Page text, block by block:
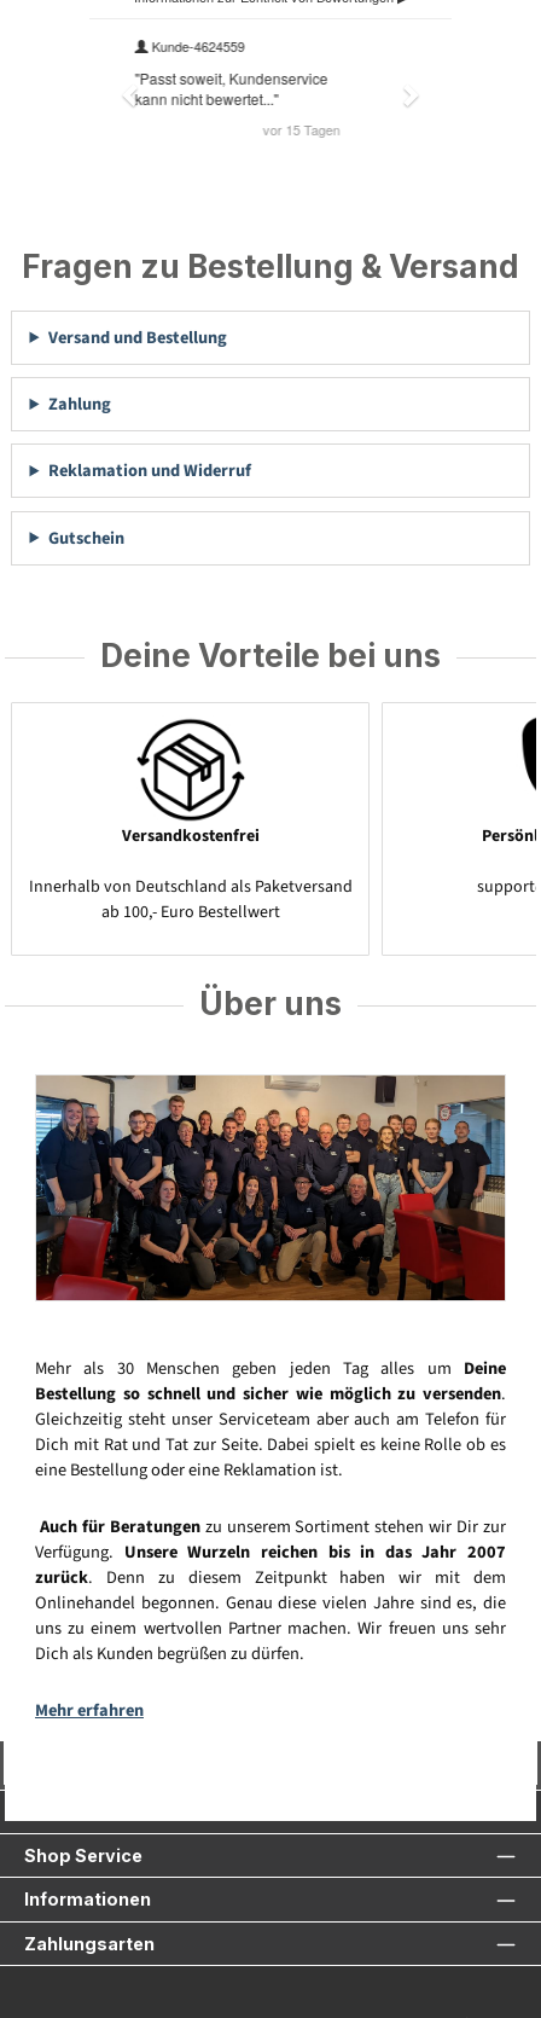
Fragen zu Bestellung & Versand
Versand und Bestellung
Zahlung
Reklamation und Widerruf
Gutschein
Deine Vorteile bei uns
Versandkostenfrei
Innerhalb von Deutschland als Paketversand
ab 100,- Euro Bestellwert
Über uns
Mehr als 30 Menschen geben jeden Tag alles um Deine
Bestellung so schnell und sicher wie möglich zu versenden.
Gleichzeitig steht unser Serviceteam aber auch am Telefon für
Dich mit Rat und Tat zur Seite. Dabei spielt es keine Rolle ob es
eine Bestellung oder eine Reklamation ist.
Auch für Beratungenzu unserem Sortiment stehen wir Dir zur
Verfügung. Unsere Wurzeln reichen bis in das Jahr 2007
zurück. Denn zu diesem Zeitpunkt haben wir mit dem
Onlinehandel begonnen. Genau diese vielen Jahre sind es, die
uns zu einem wertvollen Partner machen. Wir freuen uns sehr
Dich als Kunden begrüßen zu dürfen.
Mehr erfahren
Shop Service
Informationen
Zahlungsarten